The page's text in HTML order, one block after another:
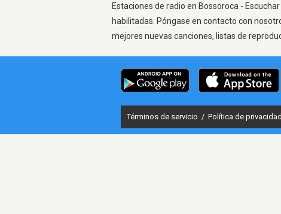
Estaciones de radio en Bossoroca -
habilitadas. Póngase en contacto con
mejores nuevas canciones, listas de
Términos de servicio / Política de privacidad